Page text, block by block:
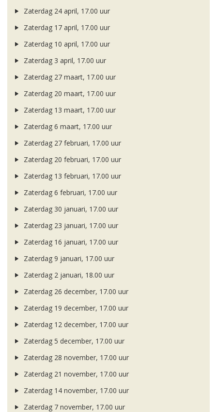
Zaterdag 24 april, 17.00 uur
Zaterdag 17 april, 17.00 uur
Zaterdag 10 april, 17.00 uur
Zaterdag 3 april, 17.00 uur
Zaterdag 27 maart, 17.00 uur
Zaterdag 20 maart, 17.00 uur
Zaterdag 13 maart, 17.00 uur
Zaterdag 6 maart, 17.00 uur
Zaterdag 27 februari, 17.00 uur
Zaterdag 20 februari, 17.00 uur
Zaterdag 13 februari, 17.00 uur
Zaterdag 6 februari, 17.00 uur
Zaterdag 30 januari, 17.00 uur
Zaterdag 23 januari, 17.00 uur
Zaterdag 16 januari, 17.00 uur
Zaterdag 9 januari, 17.00 uur
Zaterdag 2 januari, 18.00 uur
Zaterdag 26 december, 17.00 uur
Zaterdag 19 december, 17.00 uur
Zaterdag 12 december, 17.00 uur
Zaterdag 5 december, 17.00 uur
Zaterdag 28 november, 17.00 uur
Zaterdag 21 november, 17.00 uur
Zaterdag 14 november, 17.00 uur
Zaterdag 7 november, 17.00 uur